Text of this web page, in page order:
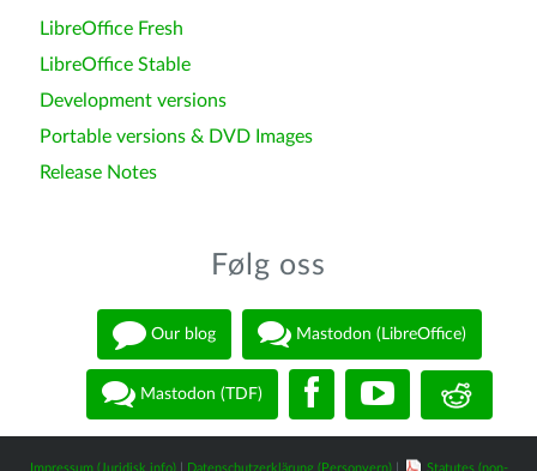
LibreOffice Fresh
LibreOffice Stable
Development versions
Portable versions & DVD Images
Release Notes
Følg oss
Our blog Mastodon (LibreOffice)
Mastodon (TDF)
Impressum (Juridisk info)| Datenschutzerklärung (Personvern)| Statutes (non-